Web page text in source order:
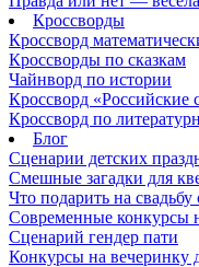
Кроссворды
Кроссворд
Кроссворды по сказкам
Чайнворд по истории
Кроссворд «Российские
Кроссворд по
Блог
Сценарии детских
Смешные загадки для
Что подарить на
Современные конкурсы
Сценарий гендер пати
Конкурсы на вечеринку